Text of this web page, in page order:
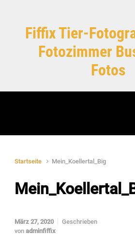
Fiffix Tier-
Fotozimmer
Fotos
Startseite Mein_Koellertal_Big
März 27, 2020
Geschrieben
von adminfiffix